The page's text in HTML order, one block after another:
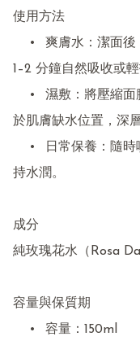
使用方法
1–2 分鐘自然吸收或輕
於肌膚缺水位置，深
持水潤。
成分
純玫瑰花水（Rosa
容量與保質期